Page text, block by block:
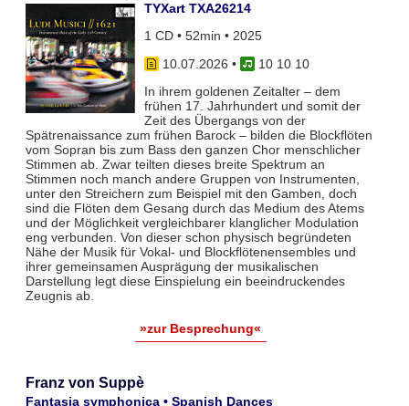
TYXart TXA26214
1 CD • 52min • 2025
10.07.2026 •
10 10 10
In ihrem goldenen Zeitalter – dem
frühen 17. Jahrhundert und somit der
Zeit des Übergangs von der
Spätrenaissance zum frühen Barock – bilden die Blockflöten
vom Sopran bis zum Bass den ganzen Chor menschlicher
Stimmen ab. Zwar teil­ten dieses breite Spektrum an
Stimmen noch manch andere Gruppen von Instrumenten,
unter den Streichern zum Bei­spiel mit den Gamben, doch
sind die Flöten dem Gesang durch das Medium des Atems
und der Möglichkeit vergleich­barer klanglicher Modulation
eng verbunden. Von dieser schon physisch begründeten
Nähe der Musik für Vokal- und Blockflö­tenensembles und
ihrer gemeinsamen Ausprägung der musikalischen
Darstellung legt diese Einspielung ein beeindruckendes
Zeugnis ab.
»zur Besprechung«
Franz von Suppè
Fantasia symphonica • Spanish Dances